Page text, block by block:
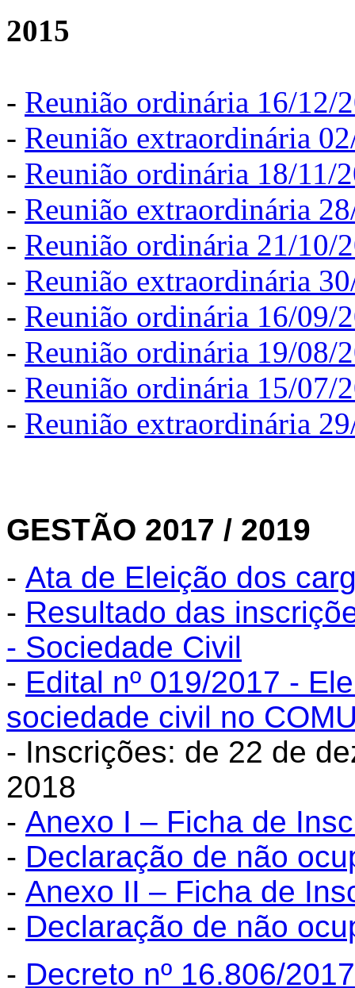
2015
- Reunião ordinária 16/12/
- Reunião extraordinária
- Reunião ordinária 18/11/
- Reunião extraordinária
- Reunião ordinária 21/10/
- Reunião extraordinária
- Reunião ordinária 16/09/
- Reunião ordinária 19/08/
- Reunião ordinária 15/07/
- Reunião extraordinária
GESTÃO 2017 / 2019
- Ata de Eleição dos
- Resultado das
- Sociedade Civil
- Edital nº 019/2017 -
sociedade civil no
- Inscrições: de 22 de
2018
- Anexo I – Ficha de
- Declaração de não
- Anexo II – Ficha de
- Declaração de não
- Decreto nº 16.806/